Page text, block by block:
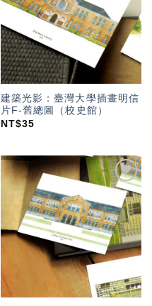
單」
建築光影：臺灣大學插畫明信
片F-舊總圖（校史館）
NT$35
加入
「願
望輕
單」